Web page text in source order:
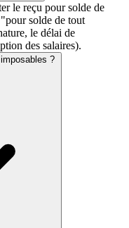
le reçu pour solde de
solde de tout
le délai de
des salaires).
?